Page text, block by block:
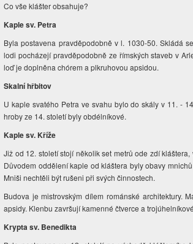
Co vše klášter obsahuje?
Kaple sv. Petra
Byla postavena pravděpodobně v l. 1030-50. Skládá
lodi pocházejí pravděpodobně ze římských staveb v
loď je doplněna chórem a plkruhovou apsidou.
Skalní hřbitov
U kaple svatého Petra ve svahu bylo do skály v 11. -
hroby ze 14. století byly obdélníkové.
Kaple sv. Kříže
Již od 12. století stojí několik set metrů ode zdí
Důvodem oddělení kaple od kláštera byly obavy
Mniši nechtěli být rušeni při svých činnostech.
Budova je mistrovským dílem románské architektury.
apsidy. Klenbu završují kamenné čtverce a
Krypta sv. Benedikta